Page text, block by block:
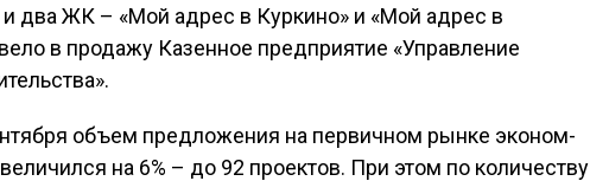
два ЖК – «Мой адрес в Куркино» и «Мой адрес в
в продажу Казенное предприятие «Управление
объем предложения на первичном рынке эконом-
на 6% – до 92 проектов. При этом по количеству